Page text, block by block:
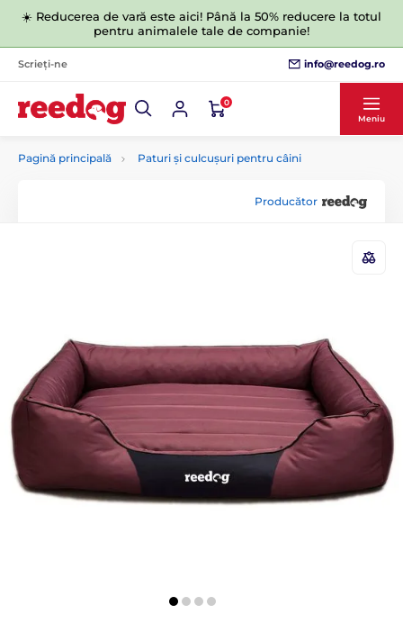
☀️ Reducerea de vară este aici! Până la 50% reducere la totul
pentru animalele tale de companie!
Scrieți-ne info@reedog.ro
0
Meniu
Pagină principală Paturi și culcușuri pentru câini
Producător